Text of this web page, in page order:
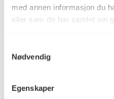
med annen informasjon du
eller som de har samlet inn
Nødvendig
Egenskaper
Mål